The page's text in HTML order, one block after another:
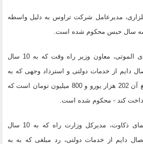
گلزاری، مدیرعامل شرکت تراوس به دلیل واسطه
سه سال حبس محکوم شده است.
متهم ردیف 11: مجید اسعدی الموتی، معاون وزیر راه وقت که به 10 سال
انفصال دایم از خدمات دولتی و استرداد وجهی که به
عنوان رشوه گرفته - که مبلغ آن 202 هزار یورو و 800 میلیون تومان است که
پرداخت کند - محکوم شده است.
متهم ردیف 12: شاپور رهنمای ذکاوت، مدیرکل وزارت راه که به 10 سال
انفصال دایم از خدمات دولتی، رد مبلغی که به به